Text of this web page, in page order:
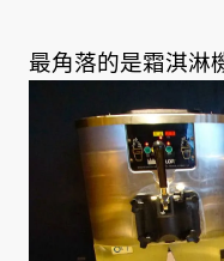
最角落的是霜淇淋